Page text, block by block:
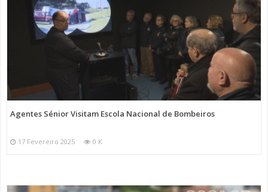
Agentes Sénior Visitam Escola Nacional de Bombeiros
17 Fevereiro 2025 0 K